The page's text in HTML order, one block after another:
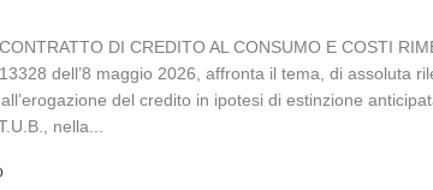
DI CREDITO AL CONSUMO E COSTI
dell’8 maggio 2026, affronta il tema, di assoluta
del credito in ipotesi di estinzione
nella...